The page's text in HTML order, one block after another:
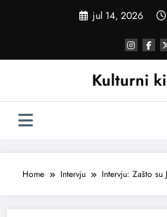
jul 14, 2026
Kulturni
Home Intervju Intervju: Zašto su